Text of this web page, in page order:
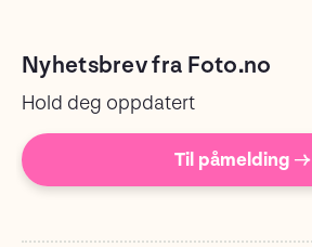
Nyhetsbrev fra Foto.no
Hold deg oppdatert
Til påmelding →